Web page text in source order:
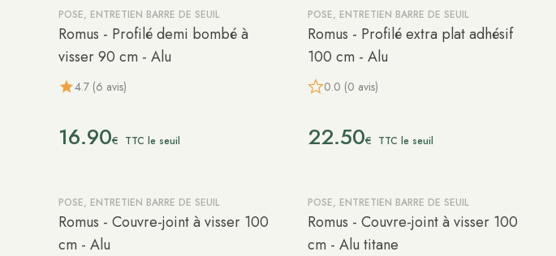
POSE, ENTRETIEN BARRE DE SEUIL
Romus - Profilé demi bombé à
visser 90 cm - Alu
4.7 (6 avis)
16.90€ TTC le seuil
POSE, ENTRETIEN BARRE DE SEUIL
Romus - Profilé extra plat adhésif
100 cm - Alu
0.0 (0 avis)
22.50€ TTC le seuil
POSE, ENTRETIEN BARRE DE SEUIL
Romus - Couvre-joint à visser 100
cm - Alu
POSE, ENTRETIEN BARRE DE SEUIL
Romus - Couvre-joint à visser 100
cm - Alu titane